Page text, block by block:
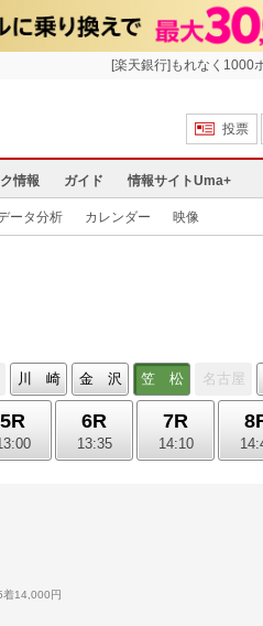
[楽天銀行]もれなく1000
投票
情報 ガイド 情報サイトUma+
ータ分析 カレンダー 映像
川 崎 金 沢 笠 松 名古屋
5R 6R
13:35
7R
14:10
着14,000円